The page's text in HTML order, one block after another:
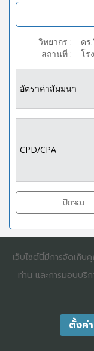
วิทยากร :
ดร
สถานที่ : โร
อัตราค่าสัมมนา
CPD/CPA
ปิดจอง
COPYRIGHT ©2025
RIGHTS RESERVED.
เว็บไซต์นี้มีการจัดเก็บ
ท่าน และการมอบบริ
ตั้งค่